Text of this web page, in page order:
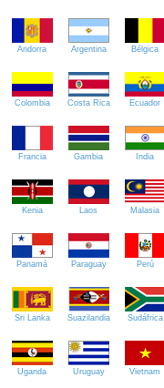
Andorra Argentina Bélgica
Colombia Costa Rica Ecuador
Francia Gambia India
Kenia Laos Malasia
Panamá Paraguay Perú
Sri Lanka Suazilandia Sudáfrica
Uganda Uruguay Vietnam